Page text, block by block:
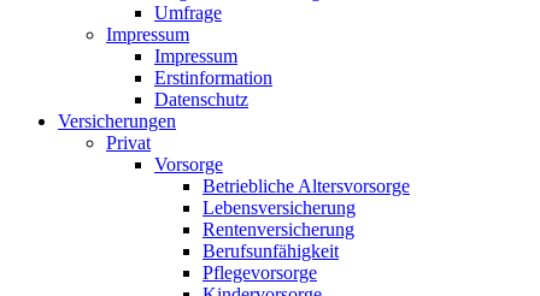
Umfrage
Impressum
Impressum
Erstinformation
Datenschutz
Versicherungen
Privat
Vorsorge
Betriebliche Altersvorsorge
Lebensversicherung
Rentenversicherung
Berufsunfähigkeit
Pflegevorsorge